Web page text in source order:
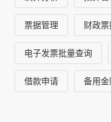
票据管理 财政
电子发票批量查询
借款申请 备用